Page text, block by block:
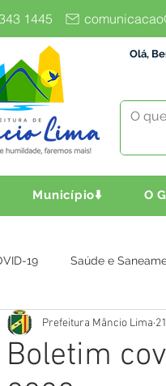
1445
Olá,
Município⬇️ O
19 Saúde e
Finanças Infra, Obra e
Boletim
Prefeitura Mâncio Lima